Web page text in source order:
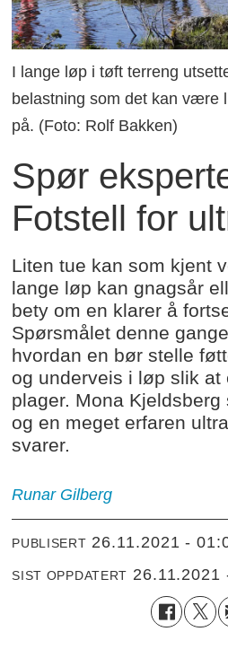
I lange løp i tøft terreng
belastning som det kan være
på. (Foto: Rolf Bakken)
Spør
Fotstell for
Liten tue kan som kjent
lange løp kan gnagsår
bety om en klarer å
Spørsmålet denne
hvordan en bør stelle
og underveis i løp slik at
plager. Mona
og en meget erfaren
svarer.
Runar Gilberg
PUBLISERT 26.11.2021 -
SIST OPPDATERT